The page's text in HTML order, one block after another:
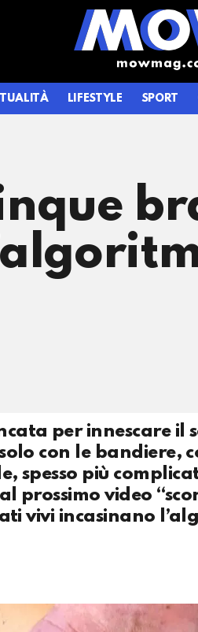
LIFESTYLE SPORT
per innescare il
con le bandiere,
spesso più
prossimo video
vivi incasinano